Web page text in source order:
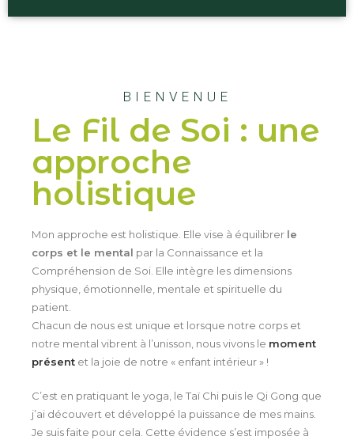
BIENVENUE
Le Fil de Soi : une
approche
holistique
Mon approche est holistique. Elle vise à équilibrer le
corps et le mental par la Connaissance et la
Compréhension de Soi. Elle intègre les dimensions
physique, émotionnelle, mentale et spirituelle du
patient.
Chacun de nous est unique et lorsque notre corps et
notre mental vibrent à l’unisson, nous vivons le moment
présent et la joie de notre « enfant intérieur » !
C’est en pratiquant le yoga, le Taï Chi puis le Qi Gong que
j’ai découvert et développé la puissance de mes mains.
Je suis faite pour cela. Cette évidence s’est imposée à